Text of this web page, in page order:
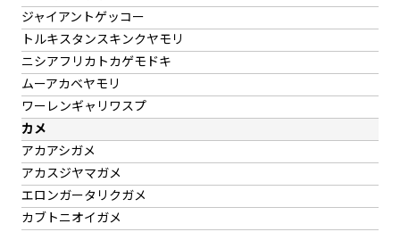
ジャイアントゲッコー
トルキスタンスキンクヤモリ
ニシアフリカトカゲモドキ
ムーアカベヤモリ
ワーレンギャリワスプ
カメ
アカアシガメ
アカスジヤマガメ
エロンガータリクガメ
カブトニオイガメ